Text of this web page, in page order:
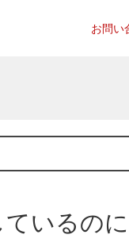
お問い
いるの